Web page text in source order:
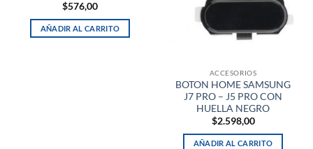
$576,00
AÑADIR AL CARRITO
ACCESORIOS
BOTON HOME SAMSUNG
J7 PRO – J5 PRO CON
HUELLA NEGRO
$2.598,00
AÑADIR AL CARRITO